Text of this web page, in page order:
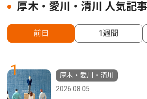
厚木・愛川・清川 人気記
前日 1週間
1
厚木・愛川・清川
2026.08.05